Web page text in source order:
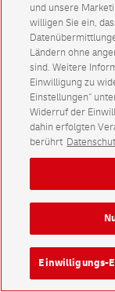
und unsere
willigen Sie ein,
Ländern ohne
sind. Weitere
Einwilligung zu
Einstellungen“
Widerruf der
dahin erfolgten
berührt
Einwilligungs-